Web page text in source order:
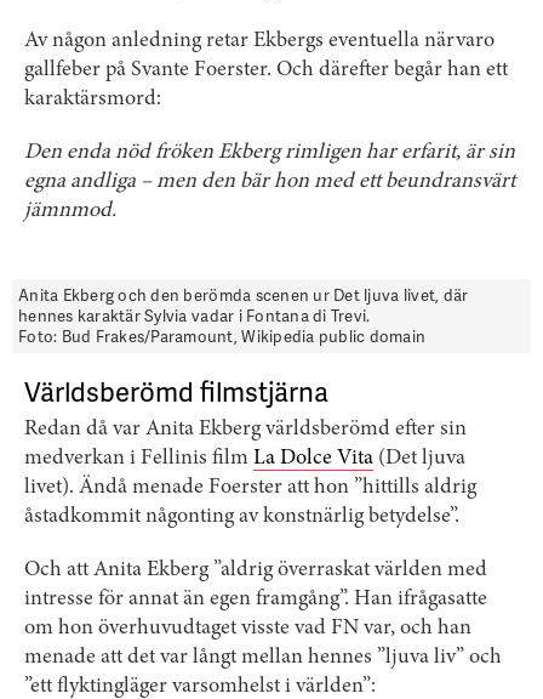
Av någon anledning retar Ekbergs eventuella närvaro
gallfeber på Svante Foerster. Och därefter begår han ett
karaktärsmord:
Den enda nöd fröken Ekberg rimligen har erfarit, är sin
egna andliga – men den bär hon med ett beundransvärt
jämnmod.
Anita Ekberg och den berömda scenen ur Det ljuva livet, där
hennes karaktär Sylvia vadar i Fontana di Trevi.
Foto: Bud Frakes/Paramount, Wikipedia public domain
Världsberömd filmstjärna
Redan då var Anita Ekberg världsberömd efter sin
medverkan i Fellinis film La Dolce Vita (Det ljuva
livet). Ändå menade Foerster att hon ”hittills aldrig
åstadkommit någonting av konstnärlig betydelse”.
Och att Anita Ekberg ”aldrig överraskat världen med
intresse för annat än egen framgång”. Han ifrågasatte
om hon överhuvudtaget visste vad FN var, och han
menade att det var långt mellan hennes ”ljuva liv” och
”ett flyktingläger varsomhelst i världen”: